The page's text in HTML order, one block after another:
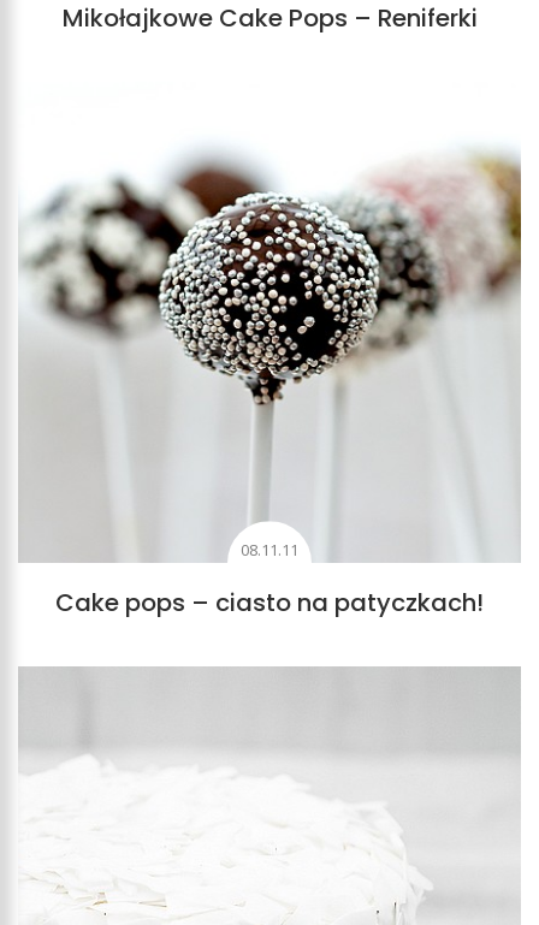
Mikołajkowe Cake Pops – Reniferki
08.11.11
Cake pops – ciasto na patyczkach!